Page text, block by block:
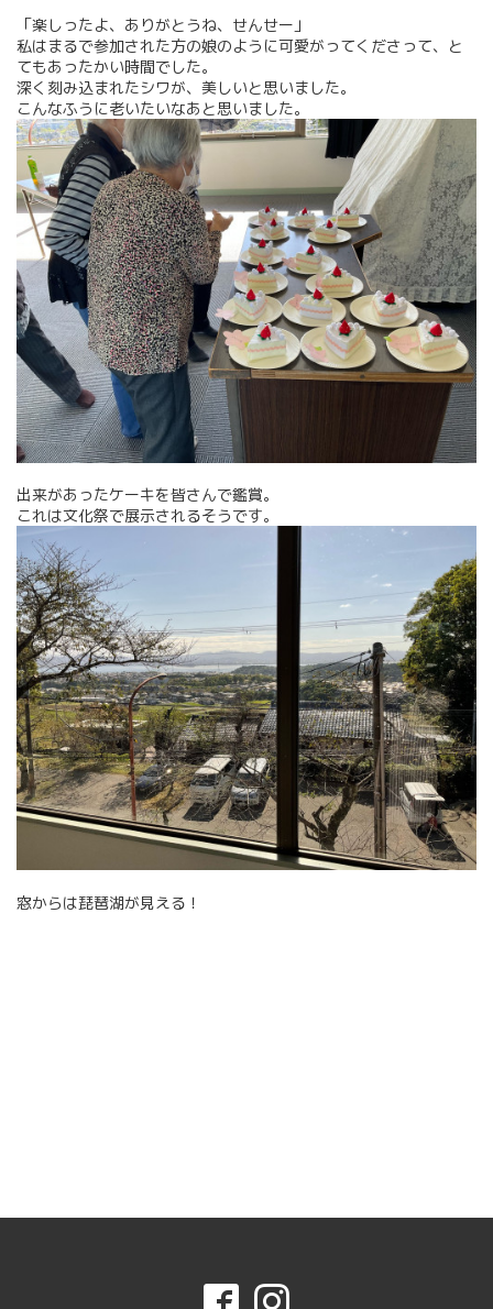
「楽しったよ、ありがとうね、せんせー」
私はまるで参加された方の娘のように可愛がってくださって、と
てもあったかい時間でした。
深く刻み込まれたシワが、美しいと思いました。
こんなふうに老いたいなあと思いました。
出来があったケーキを皆さんで鑑賞。
これは文化祭で展示されるそうです。
窓からは琵琶湖が見える！